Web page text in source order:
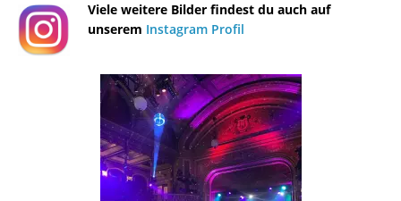
Viele weitere Bilder findest du auch auf
unserem Instagram Profil